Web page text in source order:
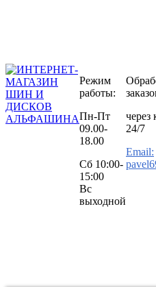
Режим
работы:
Пн-Пт
09.00-
18.00
Сб 10:00-
15:00
Вс
выходной
через
24/7
Email: